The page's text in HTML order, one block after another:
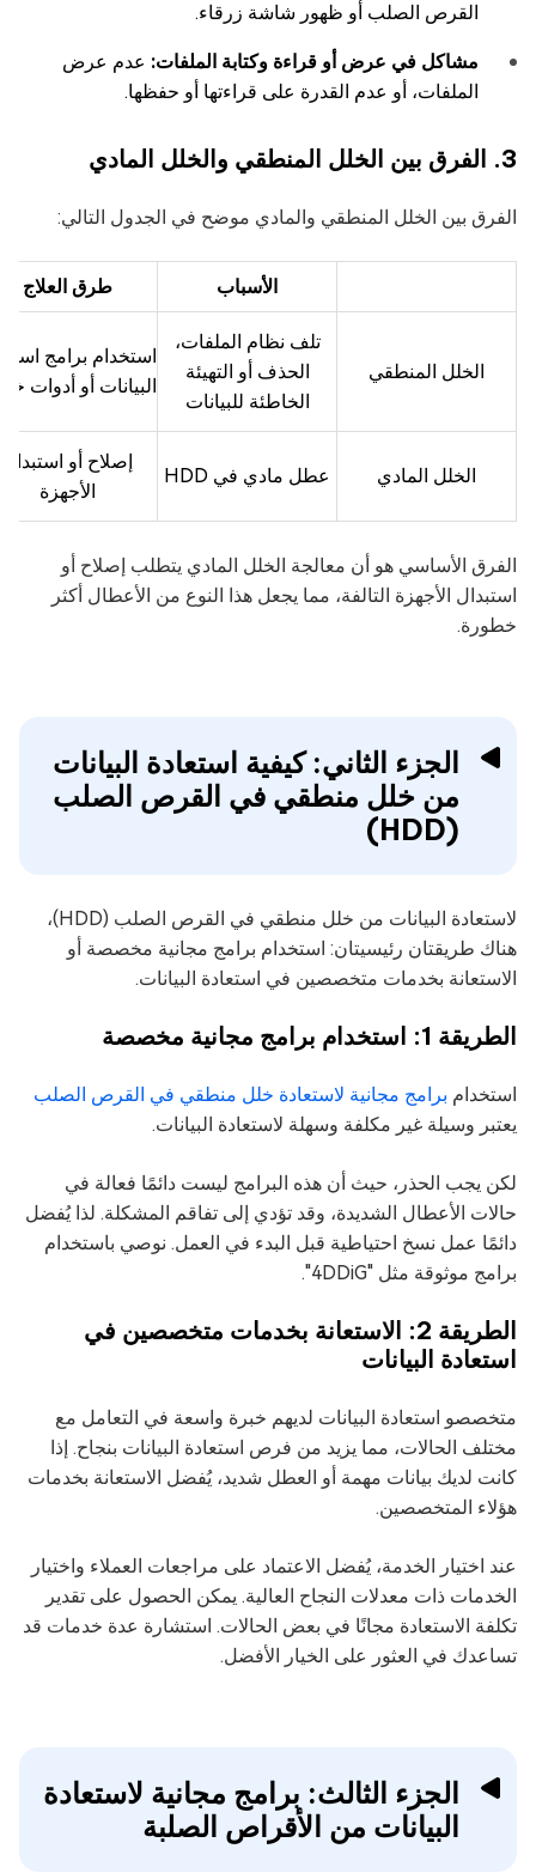
القرص الصلب أو ظهور شاشة زرقاء.
مشاكل في عرض أو قراءة وكتابة الملفات: عدم عرض
الملفات، أو عدم القدرة على قراءتها أو حفظها.
3. الفرق بين الخلل المنطقي والخلل المادي
الفرق بين الخلل المنطقي والمادي موضح في الجدول التالي:
الأسباب طرق العلاج
الخلل المنطقي
تلف نظام الملفات،
الحذف أو التهيئة
الخاطئة للبيانات
استخدام برامج
البيانات أو أدوات
الخلل المادي عطل مادي في HDD
إصلاح أو استبدال
الأجهزة
الفرق الأساسي هو أن معالجة الخلل المادي يتطلب إصلاح أو
استبدال الأجهزة التالفة، مما يجعل هذا النوع من الأعطال أكثر
خطورة.
الجزء الثاني: كيفية استعادة البيانات
من خلل منطقي في القرص الصلب
(HDD)
لاستعادة البيانات من خلل منطقي في القرص الصلب (HDD)،
هناك طريقتان رئيسيتان: استخدام برامج مجانية مخصصة أو
الاستعانة بخدمات متخصصين في استعادة البيانات.
الطريقة 1: استخدام برامج مجانية مخصصة
استخدام برامج مجانية لاستعادة خلل منطقي في القرص الصلب
يعتبر وسيلة غير مكلفة وسهلة لاستعادة البيانات.
لكن يجب الحذر، حيث أن هذه البرامج ليست دائمًا فعالة في
حالات الأعطال الشديدة، وقد تؤدي إلى تفاقم المشكلة. لذا يُفضل
دائمًا عمل نسخ احتياطية قبل البدء في العمل. نوصي باستخدام
برامج موثوقة مثل "4DDiG".
الطريقة 2: الاستعانة بخدمات متخصصين في
استعادة البيانات
متخصصو استعادة البيانات لديهم خبرة واسعة في التعامل مع
مختلف الحالات، مما يزيد من فرص استعادة البيانات بنجاح. إذا
كانت لديك بيانات مهمة أو العطل شديد، يُفضل الاستعانة بخدمات
هؤلاء المتخصصين.
عند اختيار الخدمة، يُفضل الاعتماد على مراجعات العملاء واختيار
الخدمات ذات معدلات النجاح العالية. يمكن الحصول على تقدير
تكلفة الاستعادة مجانًا في بعض الحالات. استشارة عدة خدمات قد
تساعدك في العثور على الخيار الأفضل.
الجزء الثالث: برامج مجانية لاستعادة
البيانات من الأقراص الصلبة